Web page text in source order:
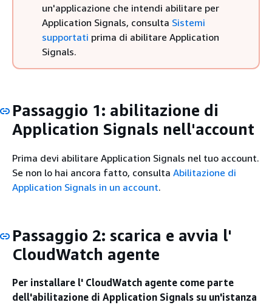
un'applicazione che intendi abilitare per
Application Signals, consulta Sistemi
supportati prima di abilitare Application
Signals.
Passaggio 1: abilitazione di
Application Signals nell'account
Prima devi abilitare Application Signals nel tuo account.
Se non lo hai ancora fatto, consulta Abilitazione di
Application Signals in un account.
Passaggio 2: scarica e avvia l'
CloudWatch agente
Per installare l' CloudWatch agente come parte
dell'abilitazione di Application Signals su un'istanza